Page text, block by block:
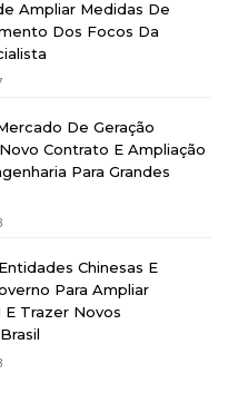
Ampliar Medidas De
Dos Focos Da
De Geração
Contrato E Ampliação
Para Grandes
Chinesas E
Para Ampliar
Trazer Novos